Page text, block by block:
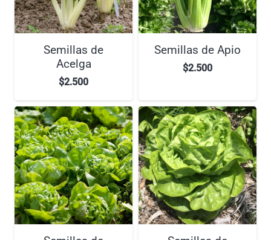
Semillas de
Acelga
$2.500
Semillas de Apio
$2.500